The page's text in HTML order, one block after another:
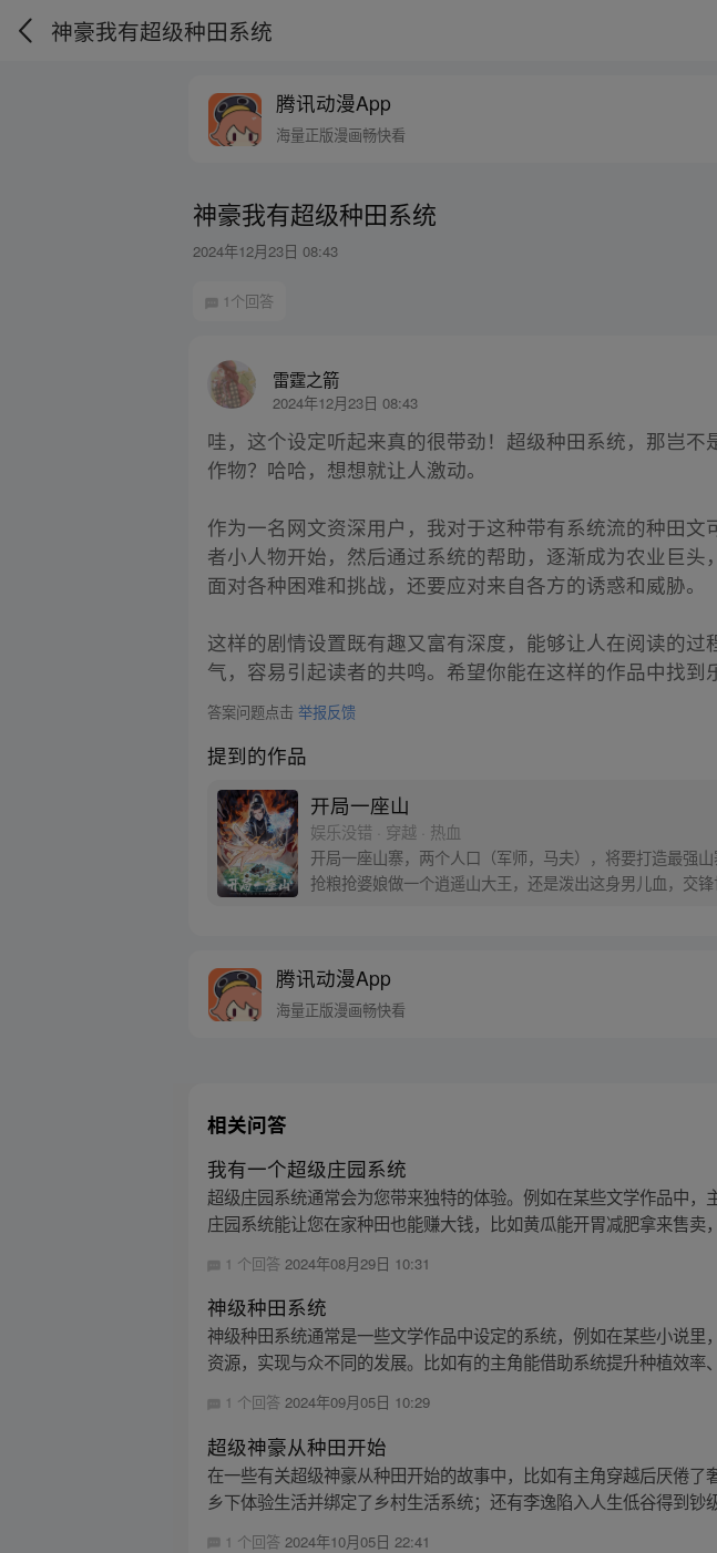
神豪我有超级种田系统
腾讯动漫App
海量正版漫画畅快看
神豪我有超级种田系统
2024年12月23日 08:43
1个回答
雷霆之箭
2024年12月23日 08:43
哇，这个设定听起来真的很带劲！超级种田系统，那岂
作物？哈哈，想想就让人激动。
作为一名网文资深用户，我对于这种带有系统流的种田
者小人物开始，然后通过系统的帮助，逐渐成为农业巨
面对各种困难和挑战，还要应对来自各方的诱惑和威胁。
这样的剧情设置既有趣又富有深度，能够让人在阅读的
气，容易引起读者的共鸣。希望你能在这样的作品中找到
答案问题点击举报反馈
提到的作品
开局一座山
娱乐没错 · 穿越 · 热血
开局一座山寨，两个人口（军师，马夫），将要打造最强
抢粮抢婆娘做一个逍遥山大王，还是泼出这身男儿血，交
腾讯动漫App
海量正版漫画畅快看
相关问答
我有一个超级庄园系统
超级庄园系统通常会为您带来独特的体验。例如在某些文学作品中
庄园系统能让您在家种田也能赚大钱，比如黄瓜能开胃减肥拿来售卖
1 个回答2024年08月29日 10:31
神级种田系统
神级种田系统通常是一些文学作品中设定的系统，例如在某些小说
资源，实现与众不同的发展。比如有的主角能借助系统提升种植效率
1 个回答2024年09月05日 10:29
超级神豪从种田开始
在一些有关超级神豪从种田开始的故事中，比如有主角穿越后厌倦
乡下体验生活并绑定了乡村生活系统；还有李逸陷入人生低谷得到钞
1 个回答 2024年10月05日 22:41